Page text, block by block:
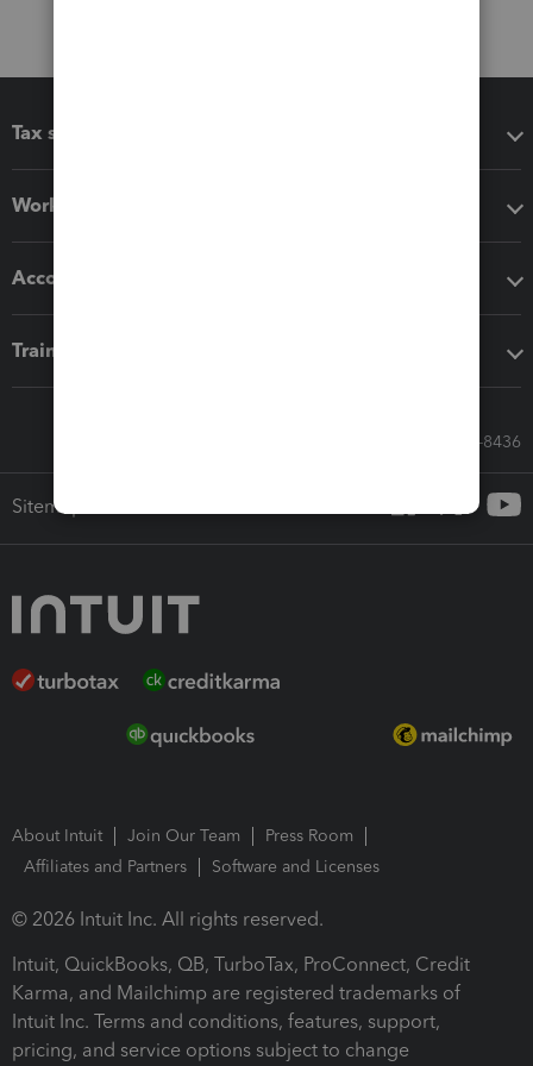
Tax software
Workflow add-ons
Accounting solutions
Training & support
Call Sales: 833-564-8436
Sitemap
About Intuit Join Our Team
Press Room
Affiliates and Partners
Software and Licenses
© 2026 Intuit Inc. All rights reserved.
Intuit, QuickBooks, QB, TurboTax, ProConnect, Credit
Karma, and Mailchimp are registered trademarks of
Intuit Inc. Terms and conditions, features, support,
pricing, and service options subject to change